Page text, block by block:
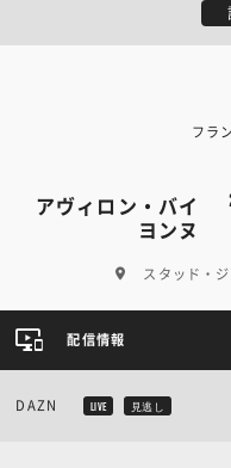
フラ
アヴィロン・バイ
ヨンヌ
スタッド・
配信情報
DAZN LIVE 見逃し